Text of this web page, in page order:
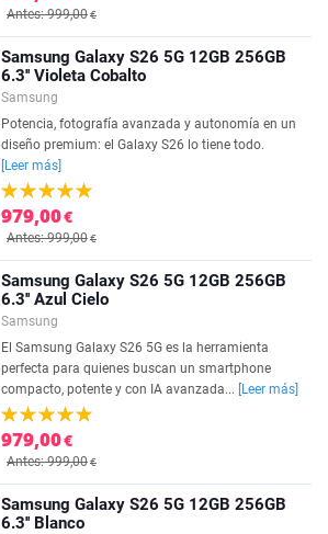
Antes: 999,00€
Samsung Galaxy S26 5G 12GB 256GB
6.3'' Violeta Cobalto
Samsung
Potencia, fotografía avanzada y autonomía en un
diseño premium: el Galaxy S26 lo tiene todo.
[Leer más]
979,00€
Antes: 999,00€
Samsung Galaxy S26 5G 12GB 256GB
6.3'' Azul Cielo
Samsung
El Samsung Galaxy S26 5G es la herramienta
perfecta para quienes buscan un smartphone
compacto, potente y con IA avanzada...
[Leer más]
979,00€
Antes: 999,00€
Samsung Galaxy S26 5G 12GB 256GB
6.3'' Blanco